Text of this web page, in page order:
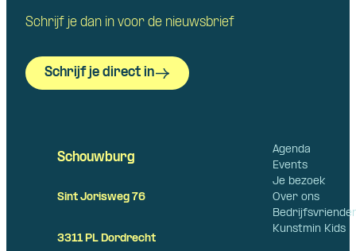
Schrijf je dan in voor de nieuwsbrief
Schrijf je direct in
Agenda
Events
Je bezoek
Over ons
Kunstmin Kids
Schouwburg
Sint Jorisweg 76
3311 PL Dordrecht